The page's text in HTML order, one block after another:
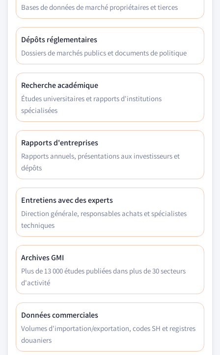
Bases de données de marché propriétaires et tierces
Dépôts réglementaires
Dossiers de marchés publics et documents de politique
Recherche académique
Études universitaires et rapports d'institutions
spécialisées
Rapports d'entreprises
Rapports annuels, présentations aux investisseurs et
dépôts
Entretiens avec des experts
Direction générale, responsables achats et spécialistes
techniques
Archives GMI
Plus de 13 000 études publiées dans plus de 30 secteurs
d'activité
Données commerciales
Volumes d'importation/exportation, codes SH et registres
douaniers